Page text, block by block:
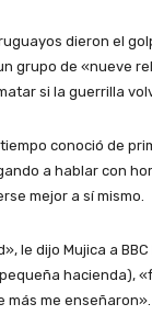
dieron el
grupo de «nueve
si la guerrilla
conoció de
a hablar con
mejor a sí mismo.
le dijo Mujica a
hacienda),
más me enseñaron».